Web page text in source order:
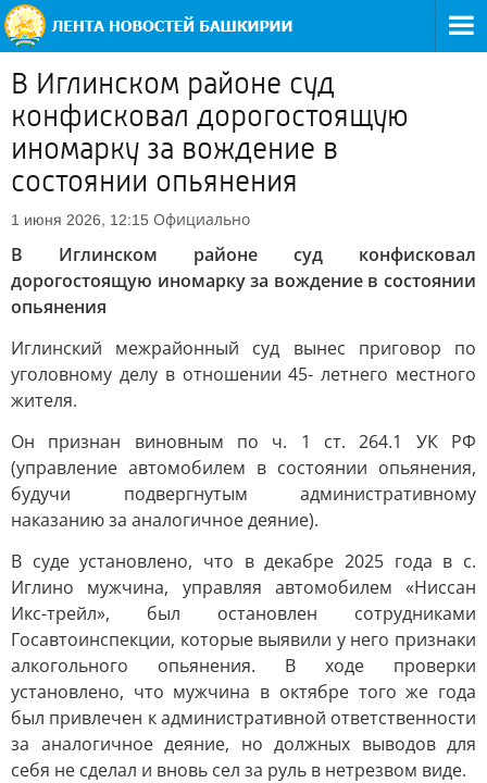
В Иглинском районе суд
конфисковал дорогостоящую
иномарку за вождение в
состоянии опьянения
1 июня 2026, 12:15 Официально
В Иглинском районе суд конфисковал
дорогостоящую иномарку за вождение в состоянии
опьянения
Иглинский межрайонный суд вынес приговор по
уголовному делу в отношении 45- летнего местного
жителя.
Он признан виновным по ч. 1 ст. 264.1 УК РФ
(управление автомобилем в состоянии опьянения,
будучи подвергнутым административному
наказанию за аналогичное деяние).
В суде установлено, что в декабре 2025 года в с.
Иглино мужчина, управляя автомобилем «Ниссан
Икс-трейл», был остановлен сотрудниками
Госавтоинспекции, которые выявили у него признаки
алкогольного опьянения. В ходе проверки
установлено, что мужчина в октябре того же года
был привлечен к административной ответственности
за аналогичное деяние, но должных выводов для
себя не сделал и вновь сел за руль в нетрезвом виде.